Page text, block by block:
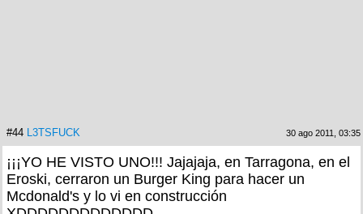
#44 L3TSFUCK 30 ago 2011, 03:35
¡¡¡YO HE VISTO UNO!!! Jajajaja, en Tarragona, en el
Eroski, cerraron un Burger King para hacer un
Mcdonald's y lo vi en construcción